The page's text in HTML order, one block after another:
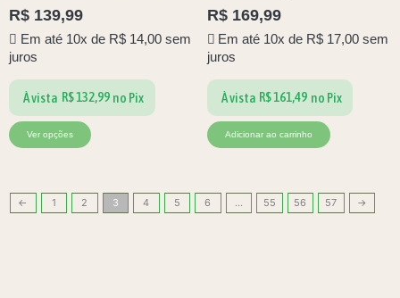
R$ 139,99
Em até 10x de R$14,00sem
juros
À vista R$132,99 no Pix
Ver opções
variantes.
As
opções
podem
ser
escolhidas
na
do
produto
R$169,99
Em até 10x de R$ 17,00 sem
juros
À vista R$161,49 no Pix
Adicionar ao carrinho
← 1 2 3 4 5 6 … 55 56 57 →